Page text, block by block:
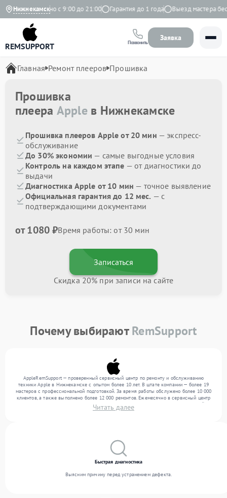
Нижнекамск
Ежедневно с 9:00 до 21:00 Гарантия до 1 года Выезд мастера
REMSUPPORT Позвонить
Заявка
Главная Ремонт плееров Прошивка
Прошивка
плеера Appleв Нижнекамске
Прошивка плееров Apple от 20 мин — экспресс-
обслуживание
До 30% экономии — самые выгодные условия
Контроль на каждом этапе — от диагностики до
выдачи
Диагностика Apple от 10 мин — точное выявление
Официальная гарантия до 12 мес. — с
подтверждающими документами
от 1080 ₽Время работы: от 30 мин
Записаться
Скидка 20% при записи на сайте
Почему выбираютRemSupport
AppleRemSupport — проверенный сервисный центр по ремонту и обслуживанию
техники Apple в Нижнекамске с опытом более 10 лет. В штате компании — более 19
мастеров с профессиональной подготовкой. За время работы обслужено более 10 000
клиентов, а также выполнено более 12 000 ремонтов. Ежемесячно в сервисный центр
поступает свыше 300 единиц техники, включая , , . Мы беремся за задачи любой
сложности и обеспечиваем надежный результат благодаря опыту команды.
Читать далее
Быстрая диагностика
Выясним причину перед устранением дефекта.